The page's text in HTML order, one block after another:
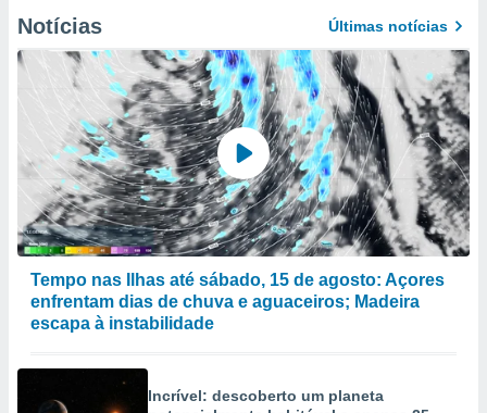
Notícias Últimas notícias
Tempo nas Ilhas até sábado, 15 de agosto: Açores
enfrentam dias de chuva e aguaceiros; Madeira
escapa à instabilidade
Incrível: descoberto um planeta